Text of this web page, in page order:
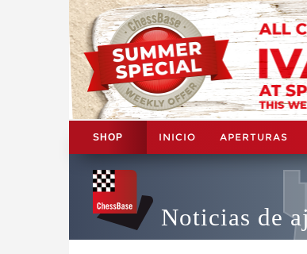
SHOP INICIO APERTURAS
Noticias de